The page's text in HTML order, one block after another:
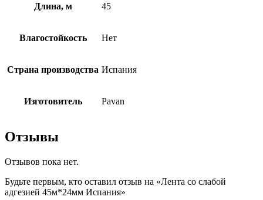
Длина, м 45
Влагостойкость Нет
Страна производства Испания
Изготовитель Pavan
Отзывы
Отзывов пока нет.
Будьте первым, кто оставил отзыв на «Лента со слабой
адгезией 45м*24мм Испания»